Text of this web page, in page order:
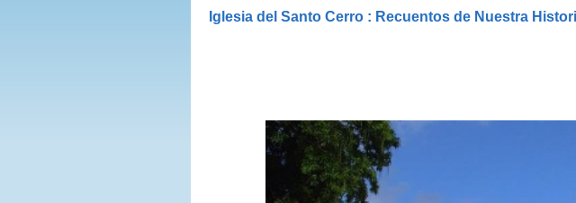
Iglesia del Santo Cerro : Recuentos de Nuestra